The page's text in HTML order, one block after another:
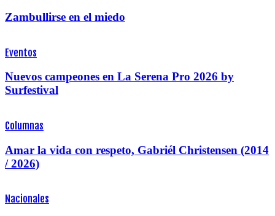
Zambullirse en el miedo
Eventos
Nuevos campeones en La Serena Pro 2026 by
Surfestival
Columnas
Amar la vida con respeto, Gabriél Christensen (2014
/ 2026)
Nacionales